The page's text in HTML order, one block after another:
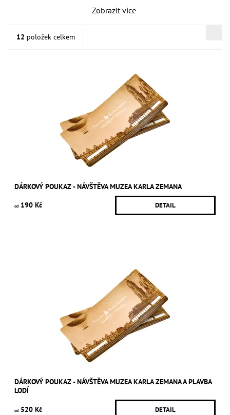
Zobrazit více
12 položek celkem
DÁRKOVÝ POUKAZ - NÁVŠTĚVA MUZEA KARLA ZEMANA
od 190 Kč DETAIL
DÁRKOVÝ POUKAZ - NÁVŠTĚVA MUZEA KARLA ZEMANA A PLAVBA
LODÍ
od 520 Kč DETAIL